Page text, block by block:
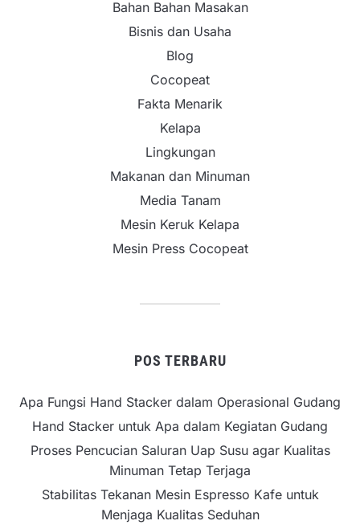
Bahan Bahan Masakan
Bisnis dan Usaha
Blog
Cocopeat
Fakta Menarik
Kelapa
Lingkungan
Makanan dan Minuman
Media Tanam
Mesin Keruk Kelapa
Mesin Press Cocopeat
POS TERBARU
Apa Fungsi Hand Stacker dalam Operasional Gudang
Hand Stacker untuk Apa dalam Kegiatan Gudang
Proses Pencucian Saluran Uap Susu agar Kualitas
Minuman Tetap Terjaga
Stabilitas Tekanan Mesin Espresso Kafe untuk
Menjaga Kualitas Seduhan